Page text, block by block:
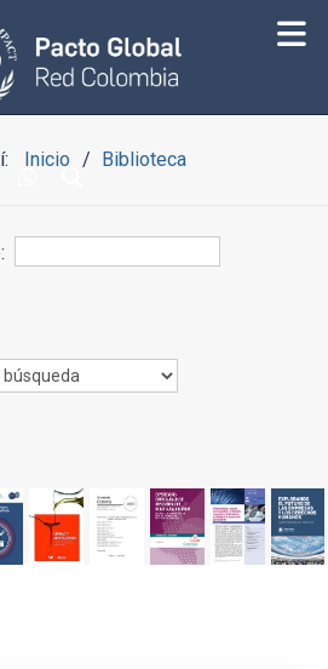
Inicio Biblioteca